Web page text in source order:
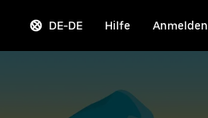
DE-DE Hilfe Anmelden